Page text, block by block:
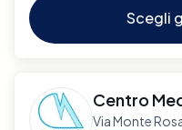
Scegli
Centro
Via Monte